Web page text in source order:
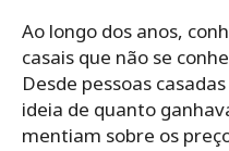
Ao longo dos anos,
casais que não se
Desde pessoas
ideia de quanto
mentiam sobre os